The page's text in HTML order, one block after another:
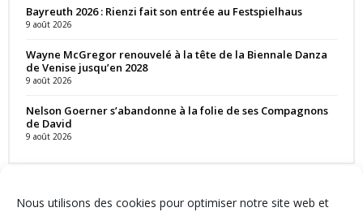
Nous utilisons des cookies pour optimiser notre site web et
Bayreuth 2026 : Rienzi fait son entrée au Festspielhaus
9 août 2026
Wayne McGregor renouvelé à la tête de la Biennale Danza
de Venise jusqu’en 2028
9 août 2026
Nelson Goerner s’abandonne à la folie de ses Compagnons
de David
9 août 2026